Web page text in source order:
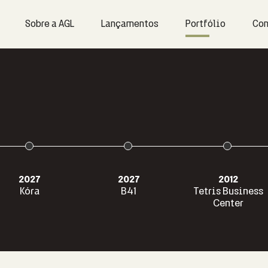
Sobre a AGL Lançamentos Portfólio
2012
Tetris Business
2014
Residencial
2017
Red Hill Residence